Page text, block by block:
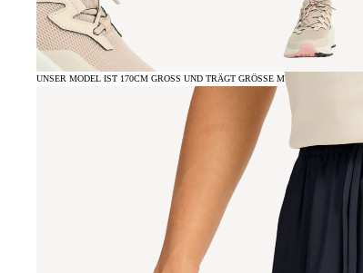
UNSER MODEL IST 170CM GROSS UND TRÄGT GRÖSSE M